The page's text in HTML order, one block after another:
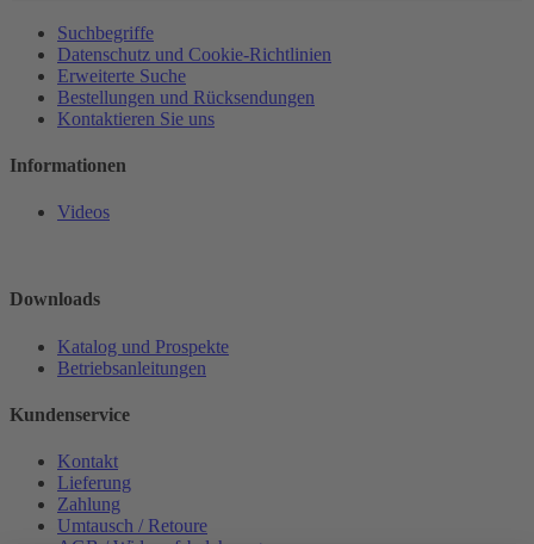
Suchbegriffe
Datenschutz und Cookie-Richtlinien
Erweiterte Suche
Bestellungen und Rücksendungen
Kontaktieren Sie uns
Informationen
Videos
Downloads
Katalog und Prospekte
Betriebsanleitungen
Kundenservice
Kontakt
Lieferung
Zahlung
Umtausch / Retoure